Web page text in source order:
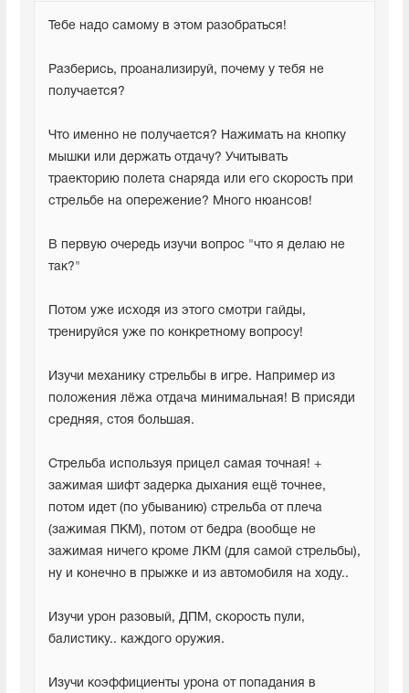
Тебе надо самому в этом разобраться!
Разберись, проанализируй, почему у тебя не
получается?
Что именно не получается? Нажимать на кнопку
мышки или держать отдачу? Учитывать
траекторию полета снаряда или его скорость при
стрельбе на опережение? Много нюансов!
В первую очередь изучи вопрос "что я делаю не
так?"
Потом уже исходя из этого смотри гайды,
тренируйся уже по конкретному вопросу!
Изучи механику стрельбы в игре. Например из
положения лёжа отдача минимальная! В присяди
средняя, стоя большая.
Стрельба используя прицел самая точная! +
зажимая шифт задерка дыхания ещё точнее,
потом идет (по убыванию) стрельба от плеча
(зажимая ПКМ), потом от бедра (вообще не
зажимая ничего кроме ЛКМ (для самой стрельбы),
ну и конечно в прыжке и из автомобиля на ходу..
Изучи урон разовый, ДПМ, скорость пули,
балистику.. каждого оружия.
Изучи коэффициенты урона от попадания в